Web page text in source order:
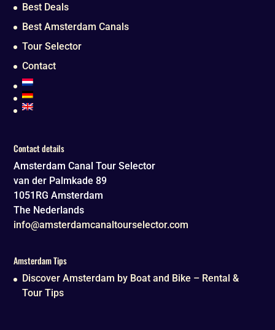
Best Deals
Best Amsterdam Canals
Tour Selector
Contact
Contact details
Amsterdam Canal Tour Selector
van der Palmkade 89
1051RG Amsterdam
The Nederlands
info@amsterdamcanaltourselector.com
Amsterdam Tips
Discover Amsterdam by Boat and Bike – Rental &
Tour Tips